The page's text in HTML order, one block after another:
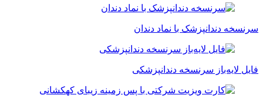
سرنسخه دندانپزشک با نماد دندان
فایل لایه‌باز سرنسخه دندانپزشکی